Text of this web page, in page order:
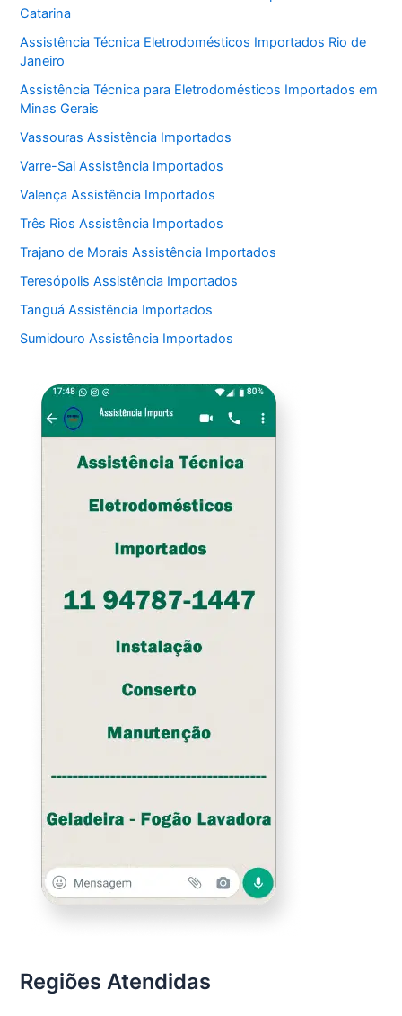
Catarina
Assistência Técnica Eletrodomésticos Importados Rio de
Janeiro
Assistência Técnica para Eletrodomésticos Importados em
Minas Gerais
Vassouras Assistência Importados
Varre-Sai Assistência Importados
Valença Assistência Importados
Três Rios Assistência Importados
Trajano de Morais Assistência Importados
Teresópolis Assistência Importados
Tanguá Assistência Importados
Sumidouro Assistência Importados
Regiões Atendidas